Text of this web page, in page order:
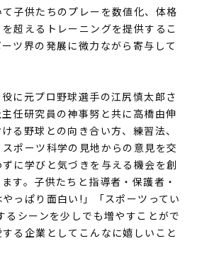
子供たちのプレーを数値化、体格
超えるトレーニングを提供するこ
ツ界の発展に微力ながら寄与して
に元プロ野球選手の江尻慎太郎さ
任研究員の神事努と共に高橋由伸
る野球との向き合い方、練習法、
ポーツ科学の見地からの意見を交
に学びと気づきを与える機会を創
す。子供たちと指導者・保護者・
っぱり面白い!」「スポーツってい
るシーンを少しでも増やすことがで
る企業としてこんなに嬉しいこと